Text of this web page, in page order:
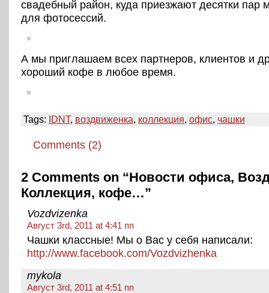
свадебный район, куда приезжают десятки пар
для фотосессий.
А мы приглашаем всех партнеров, клиентов и
хороший кофе в любое время.
Tags: IDNT, воздвиженка, коллекция, офис, чашки
Comments (2)
2 Comments on “Новости офиса,
Коллекция, кофе…”
Vozdvizenka
Август 3rd, 2011 at 4:41 пп
Чашки классные! Мы о Вас у себя написали:
http://www.facebook.com/Vozdvizhenka
mykola
Август 3rd, 2011 at 4:51 пп